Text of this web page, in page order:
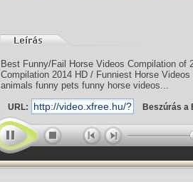
Best Funny/Fail Horse Videos Compilation
Compilation 2014 HD / Funniest Horse
animals funny pets funny horse videos...
URL: Beszúrás a